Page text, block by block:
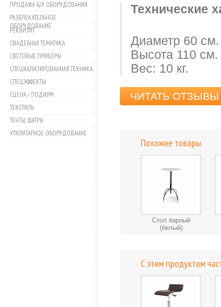
ПРОДАЖА Б/У ОБОРУДОВАНИЯ
РАЗВЛЕКАТЕЛЬНОЕ
ОБОРУДОВАНИЕ
РЕКВИЗИТ
СВАДЕБНАЯ ТЕМАТИКА
СВЕТОВЫЕ ПРИБОРЫ
СПЕЦИАЛИЗИРОВАННАЯ ТЕХНИКА
СПЕЦЭФФЕКТЫ
СЦЕНА / ПОДИУМ
ТЕКСТИЛЬ
ТЕНТЫ, ШАТРЫ
УТИЛИТАРНОЕ ОБОРУДОВАНИЕ
Технические
Диаметр 60
Высота 110 см.
Вес: 10 кг.
ЧИТАТЬ ОТЗЫВЫ
Похожие товары
Стол барный
(белый)
С этим продуктом